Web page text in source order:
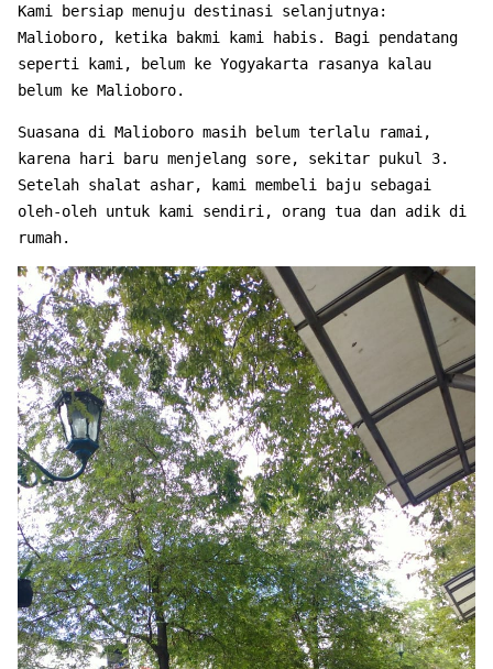
Kami bersiap menuju destinasi selanjutnya:
Malioboro, ketika bakmi kami habis. Bagi pendatang
seperti kami, belum ke Yogyakarta rasanya kalau
belum ke Malioboro.
Suasana di Malioboro masih belum terlalu ramai,
karena hari baru menjelang sore, sekitar pukul 3.
Setelah shalat ashar, kami membeli baju sebagai
oleh-oleh untuk kami sendiri, orang tua dan adik di
rumah.